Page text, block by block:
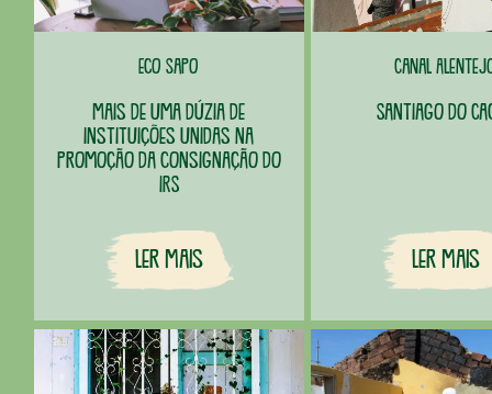
Eco Sapo
Mais de uma dúzia de
instituições unidas na
promoção da consignação do
IRS
Ler Mais
Canal
Santiago do
Ler Mais